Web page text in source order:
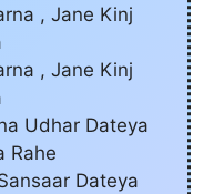
, Jane Kinj
, Jane Kinj
Udhar Dateya
Rahe
Dateya